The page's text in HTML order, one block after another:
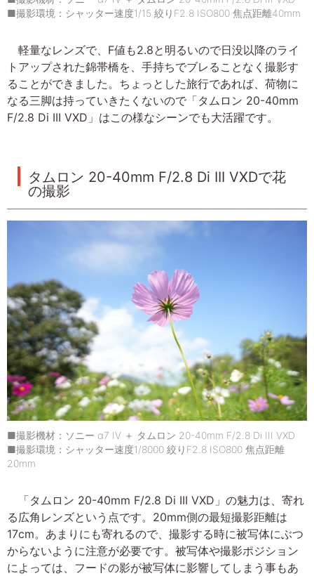
■撮影環境：シャッター速度1/15 絞りF2.8 ISO800 焦点距離40mm
軽量なレンズで、F値も2.8と明るいので日没以降のライ
トアップされた錦帯橋を、手持ちでブレることなく撮影す
ることができました。ちょっとした旅行であれば、荷物に
なる三脚は持っていきたくないので「タムロン 20-40mm
F/2.8 Di III VXD」はこの様なシーンでも大活躍です。
タムロン 20-40mm F/2.8 Di III VXDで花
の撮影
■撮影機材：ソニー α7 IV ＋ タムロン 20-40mm F/2.8 Di III VXD
■撮影環境：シャッター速度1/8000 絞りF2.8 ISO800 焦点距離
20mm
「タムロン 20-40mm F/2.8 Di III VXD」の魅力は、寄れ
る広角レンズという点です。20mm側の最短撮影距離は
17cm。あまりにも寄れるので、撮影する時に被写体にぶつ
からないように注意が必要です。被写体や撮影ポジション
によっては、フードの影が被写体に影響してしまう事もあ